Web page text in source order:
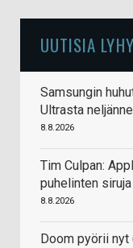
UUTISIA
Samsungin
Ultrasta
8.8.2026
Tim Culpan:
puhelinten
8.8.2026
Doom pyörii